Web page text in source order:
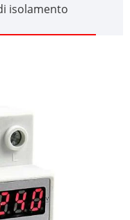
isolamento